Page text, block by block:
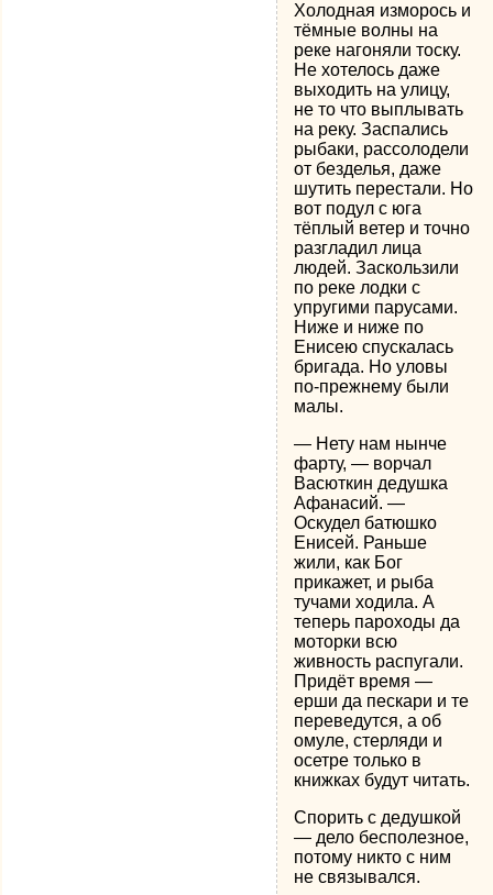
Холодная изморось и
тёмные волны на
реке нагоняли тоску.
Не хотелось даже
выходить на улицу,
не то что выплывать
на реку. Заспались
рыбаки, рассолодели
от безделья, даже
шутить перестали. Но
вот подул с юга
тёплый ветер и точно
разгладил лица
людей. Заскользили
по реке лодки с
упругими парусами.
Ниже и ниже по
Енисею спускалась
бригада. Но уловы
по-прежнему были
малы.
— Нету нам нынче
фарту, — ворчал
Васюткин дедушка
Афанасий. —
Оскудел батюшко
Енисей. Раньше
жили, как Бог
прикажет, и рыба
тучами ходила. А
теперь пароходы да
моторки всю
живность распугали.
Придёт время —
ерши да пескари и те
переведутся, а об
омуле, стерляди и
осетре только в
книжках будут читать.
Спорить с дедушкой
— дело бесполезное,
потому никто с ним
не связывался.